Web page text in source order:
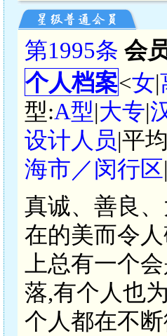
第1995条 会
个人档案<女|
型:A型|大专|
设计人员|平
海市／闵行区
真诚、善良
在的美而令
上总有一个
落,有个人也
个人都在不